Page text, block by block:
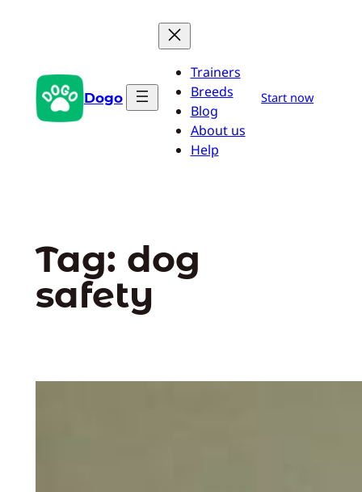
conteúdo Dogo
Trainers
Breeds
Blog
About us
Help
Start now
Tag: dog
safety